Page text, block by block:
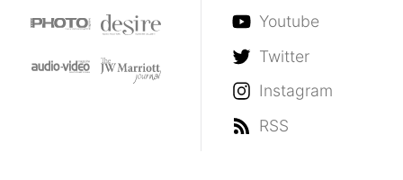
Youtube
Twitter
Instagram
RSS